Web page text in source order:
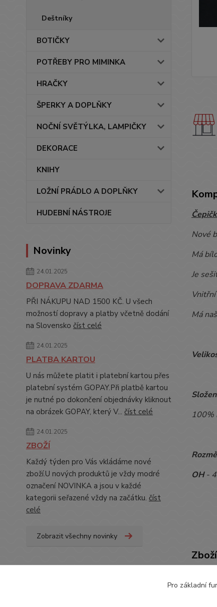
Deštníky
BOTIČKY
POTŘEBY PRO MIMINKA
HRAČKY
ŠPERKY A DOPLŇKY
NOČNÍ SVĚTÝLKA, LAMPIČKY
DEKORACE
KNIHY
LOŽNÍ PRÁDLO A DOPLŇKY
HUDEBNÍ NÁSTROJE
Novinky
24.01.2025
DOPRAVA ZDARMA
PŘI NÁKUPU NAD 1500 KČ. U všech
možností dopravy a platby včetně dodání
na Slovensko číst celé
24.01.2025
PLATBA KARTOU
U nás můžete platit i platební kartou přes
platební systém GOPAY.Při platbě kartou
je nutné po dokončení objednávky kliknout
na obrázek GOPAY, který V... číst celé
24.01.2025
ZBOŽÍ
Každý týden pro Vás vkládáme nové
zboží.U nových produktů je vždy modré
označení NOVINKA a jsou v každé
kategorii seřazené vždy na začátku. číst
celé
Zobrazit všechny novinky
Nové
Má
Je
Má
100%
OH -
Pro základní